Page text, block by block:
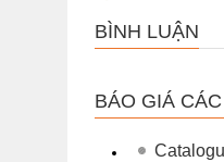
BÌNH LUẬN
BÁO GIÁ